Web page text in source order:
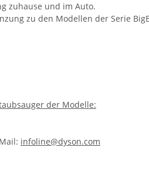
zuhause und im Auto.
zu den Modellen der Serie
der Modelle:
infoline@dyson.com